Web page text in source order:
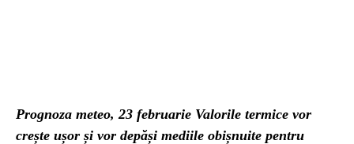
Prognoza meteo, 23 februarie Valorile termice vor
crește ușor și vor depăși mediile obișnuite pentru